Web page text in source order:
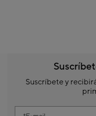
Suscríbete y